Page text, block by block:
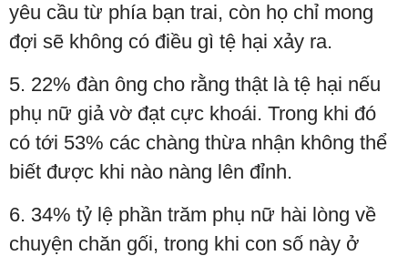
yêu cầu từ phía bạn trai, còn họ chỉ mong
đợi sẽ không có điều gì tệ hại xảy ra.
5. 22% đàn ông cho rằng thật là tệ hại nếu
phụ nữ giả vờ đạt cực khoái. Trong khi đó
có tới 53% các chàng thừa nhận không thể
biết được khi nào nàng lên đỉnh.
6. 34% tỷ lệ phần trăm phụ nữ hài lòng về
chuyện chăn gối, trong khi con số này ở